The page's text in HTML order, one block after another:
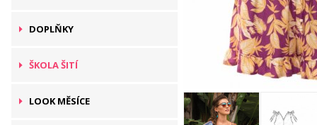
DOPLŇKY
ŠKOLA ŠITÍ
LOOK MĚSÍCE